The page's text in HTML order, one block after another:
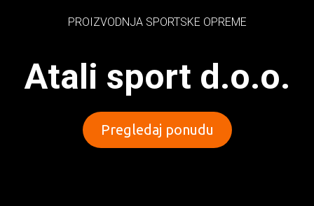
PROIZVODNJA SPORTSKE OPREME
Atali sport d.o.o.
Pregledaj ponudu